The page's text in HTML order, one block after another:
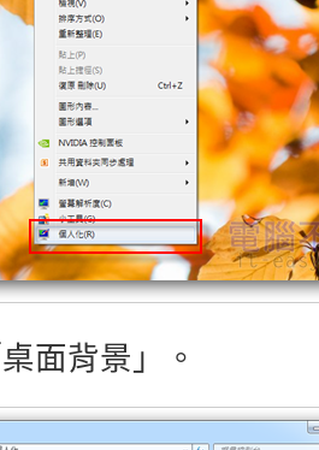
面背景」。